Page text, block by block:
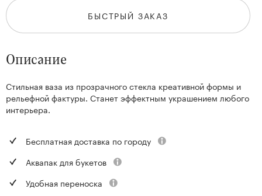
БЫСТРЫЙ ЗАКАЗ
Описание
Стильная ваза из прозрачного стекла креативной формы и
рельефной фактуры. Станет эффектным украшением любого
интерьера.
Бесплатная доставка по городу
Аквапак для букетов
Удобная переноска